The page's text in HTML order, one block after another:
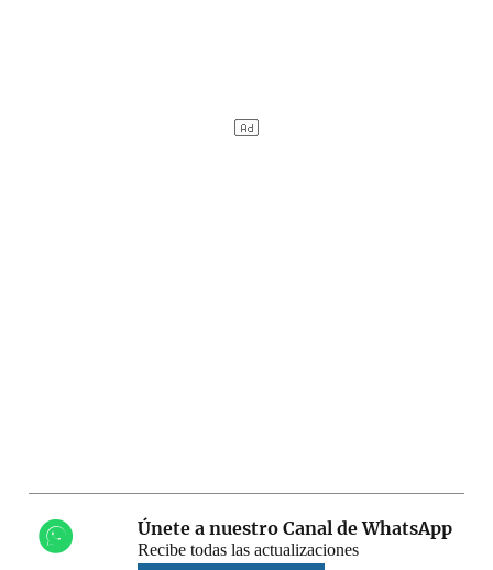
Únete a nuestro Canal de WhatsApp
Recibe todas las actualizaciones